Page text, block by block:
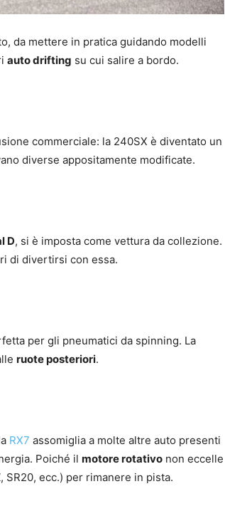
da mettere in pratica guidando modelli
auto drifting su cui salire a bordo.
commerciale: la 240SX è diventato un
diverse appositamente modificate.
D, si è imposta come vettura da collezione.
di divertirsi con essa.
per gli pneumatici da spinning. La
ruote posteriori.
RX7 assomiglia a molte altre auto presenti
Poiché il motore rotativo non eccelle
ecc.) per rimanere in pista.